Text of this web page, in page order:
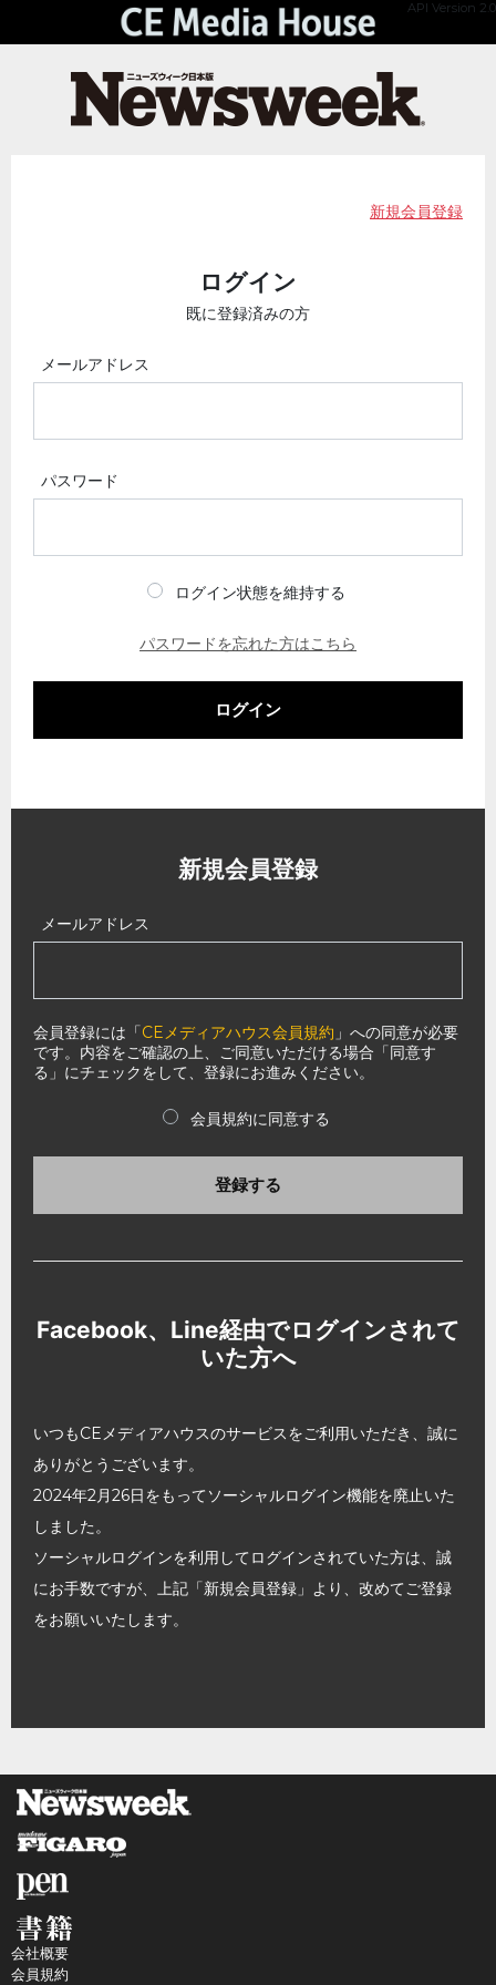
API Version 2.0
新規会員登録
ログイン
既に登録済みの方
メールアドレス
パスワード
ログイン状態を維持する
パスワードを忘れた方はこちら
ログイン
新規会員登録
メールアドレス
会員登録には「CEメディアハウス会員規約 」への同意が必要
です。内容をご確認の上、ご同意いただける場合「同意す
る」にチェックをして、登録にお進みください。
会員規約に同意する
登録する
Facebook、Line経由でログインされて
いた方へ
いつもCEメディアハウスのサービスをご利用いただき、誠に
ありがとうございます。
2024年2月26日をもってソーシャルログイン機能を廃止いた
しました。
ソーシャルログインを利用してログインされていた方は、誠
にお手数ですが、上記「新規会員登録」より、改めてご登録
をお願いいたします。
会社概要
会員規約